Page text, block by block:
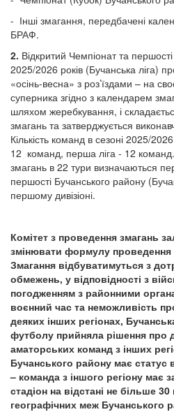
- Інші змагання, передбачені
БРАФ.
2. Відкритий Чемпіонат та
2025/2026 років (Бучанська ліга)
«осінь-весна» з роз’їздами – на
суперника згідно з календарем
шляхом жеребкування, і
змагань та затверджується
Кількість команд в сезоні 2025/
12 команд, перша ліга - 12
змагань в 22 тури визначаються
першості Бучанського району
першому дивізіоні.
Комітет з проведення змагань
змінювати формулу проведення
Змагання відбуватимуться з
обмежень, у відповідності з
погодженням з районними
воєнний час та неможливість
деяких інших регіонах,
футболу прийняла рішення про
аматорських команд з інших
Бучанського району має статус
– команда з іншого регіону має
стадіон на відстані не більше 30
географічних меж Бучанського